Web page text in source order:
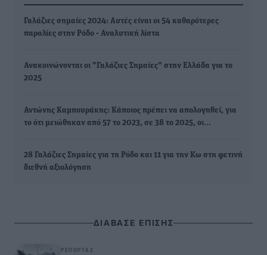
Γαλάζιες σημαίες 2024: Αυτές είναι οι 54 καθαρότερες
παραλίες στην Ρόδο - Αναλυτική λίστα
Ανακοινώνονται οι "Γαλάζιες Σημαίες" στην Ελλάδα για το
2025
Αντώνης Καμπουράκης: Κάποιος πρέπει να απολογηθεί, για
το ότι μειώθηκαν από 57 το 2023, σε 38 το 2025, οι…
28 Γαλάζιες Σημαίες για τη Ρόδο και 11 για την Κω στη φετινή
διεθνή αξιολόγηση
ΔΙΑΒΑΣΕ ΕΠΙΣΗΣ
ΡΕΠΟΡΤΆΖ